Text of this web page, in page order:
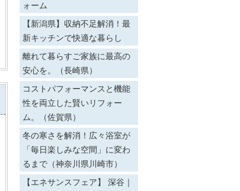
ォーム
【新潟県】収納不足解消！最
新キッチンで快適な暮らし
離れて暮らすご家族に最高の
安心を。（長崎県）
コストパフォーマンスと機能
性を両立した賢いリフォー
ム。（佐賀県）
冬の寒さを解消！広々浴室が
「毎日楽しみな空間」に変わ
るまで（神奈川県川崎市）
【エネサンスフェア】 深谷｜